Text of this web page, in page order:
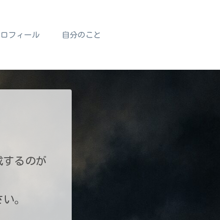
フィール 自分のこと
するのが
。